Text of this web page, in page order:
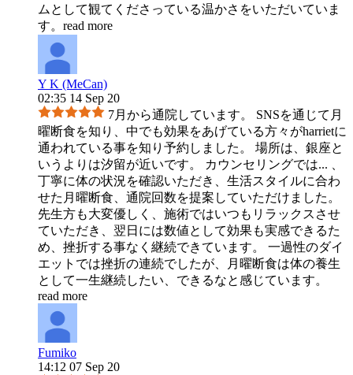
ムとして観てくださっている温かさをいただいていま
す。 read more
Y K (MeCan)
02:35 14 Sep 20
7月から通院しています。 SNSを通じて月
曜断食を知り、中でも効果をあげている方々がharrietに
通われている事を知り予約しました。 場所は、銀座と
いうよりは汐留が近いです。 カウンセリングでは...
丁寧に体の状況を確認いただき、生活スタイルに合わ
せた月曜断食、通院回数を提案していただけました。
先生方も大変優しく、施術ではいつもリラックスさせ
ていただき、翌日には数値として効果も実感できるた
め、挫折する事なく継続できています。 一過性のダイ
エットでは挫折の連続でしたが、月曜断食は体の養生
として一生継続したい、できるなと感じています。
read more
Fumiko
14:12 07 Sep 20